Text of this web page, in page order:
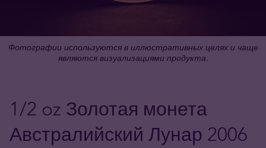
Фотографии используются в иллюстративных целях и чаще
являются визуализациями продукта.
1/2 oz Золотая монета
Австралийский Лунар 2006